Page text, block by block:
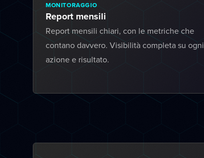
MONITORAGGIO
Report mensili
Report mensili chiari, con le metriche che
contano davvero. Visibilità completa su ogni
azione e risultato.